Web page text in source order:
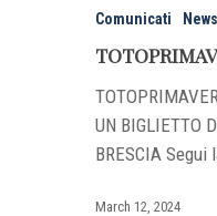
Comunicati News
UN BIGLIETTO
BRESCIA Segui
March 12, 2024